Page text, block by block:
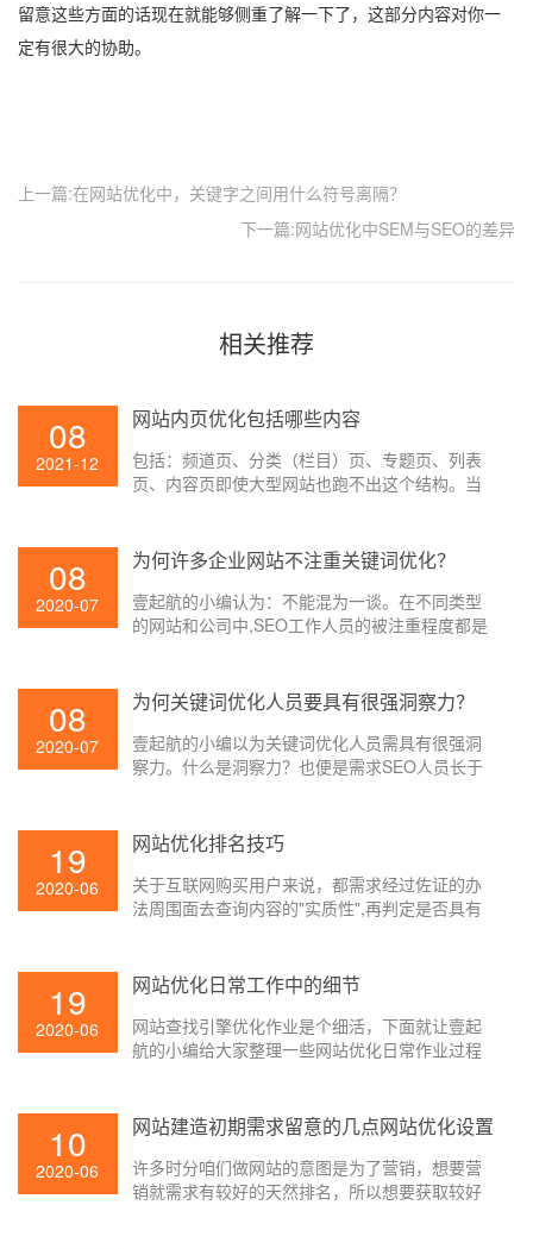
留意这些方面的话现在就能够侧重了解一下了，这部分内容对你一
定有很大的协助。
上一篇:在网站优化中，关键字之间用什么符号离隔？
下一篇:网站优化中SEM与SEO的差异
相关推荐
08
2021-12
网站内页优化包括哪些内容
包括：频道页、分类（栏目）页、专题页、列表
页、内容页即使大型网站也跑不出这个结构。当
可能就是因为页面太多的原因所以很多SEO新人
杂，我们把频道页、分类（栏目）页、列表页这
些页面都归为一类，内容页归为一类，专题页另
08
2020-07
为何许多企业网站不注重关键词优化？
壹起航的小编认为：不能混为一谈。在不同类型
的网站和公司中,SEO工作人员的被注重程度都是
08
2020-07
为何关键词优化人员要具有很强洞察力？
壹起航的小编以为关键词优化人员需具有很强洞
察力。什么是洞察力？也便是需求SEO人员长于
19
2020-06
网站优化排名技巧
关于互联网购买用户来说，都需求经过佐证的办
法周围面去查询内容的"实质性",再判定是否具有
钱，下降网站跳出率，增加访客停留时刻有很大
19
2020-06
网站优化日常工作中的细节
网站查找引擎优化作业是个细活，下面就让壹起
航的小编给大家整理一些网站优化日常作业过程
10
2020-06
网站建造初期需求留意的几点网站优化设置
许多时分咱们做网站的意图是为了营销，想要营
销就需求有较好的天然排名，所以想要获取较好